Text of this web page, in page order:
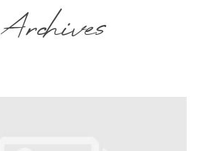
EINBLICKE
Archives